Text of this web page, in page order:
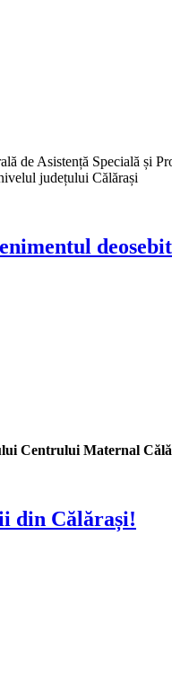
de Asistență Specială și
județului Călărași
Centrului Maternal
din Călărași!